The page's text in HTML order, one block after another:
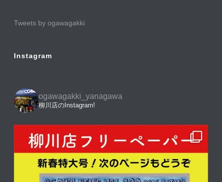
Tweets by ogawagakki
Instagram
ogawagakki_yanagawa
柳川店のInstagram!